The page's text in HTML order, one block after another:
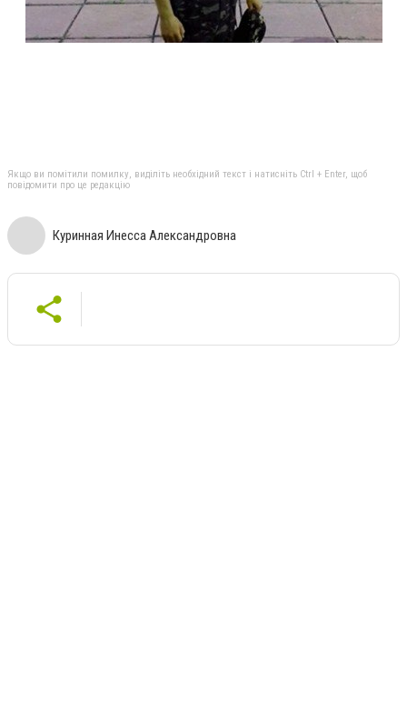
Якщо ви помітили помилку, виділіть необхідний текст і натисніть Ctrl + Enter, щоб
повідомити про це редакцію
Куринная Инесса Александровна